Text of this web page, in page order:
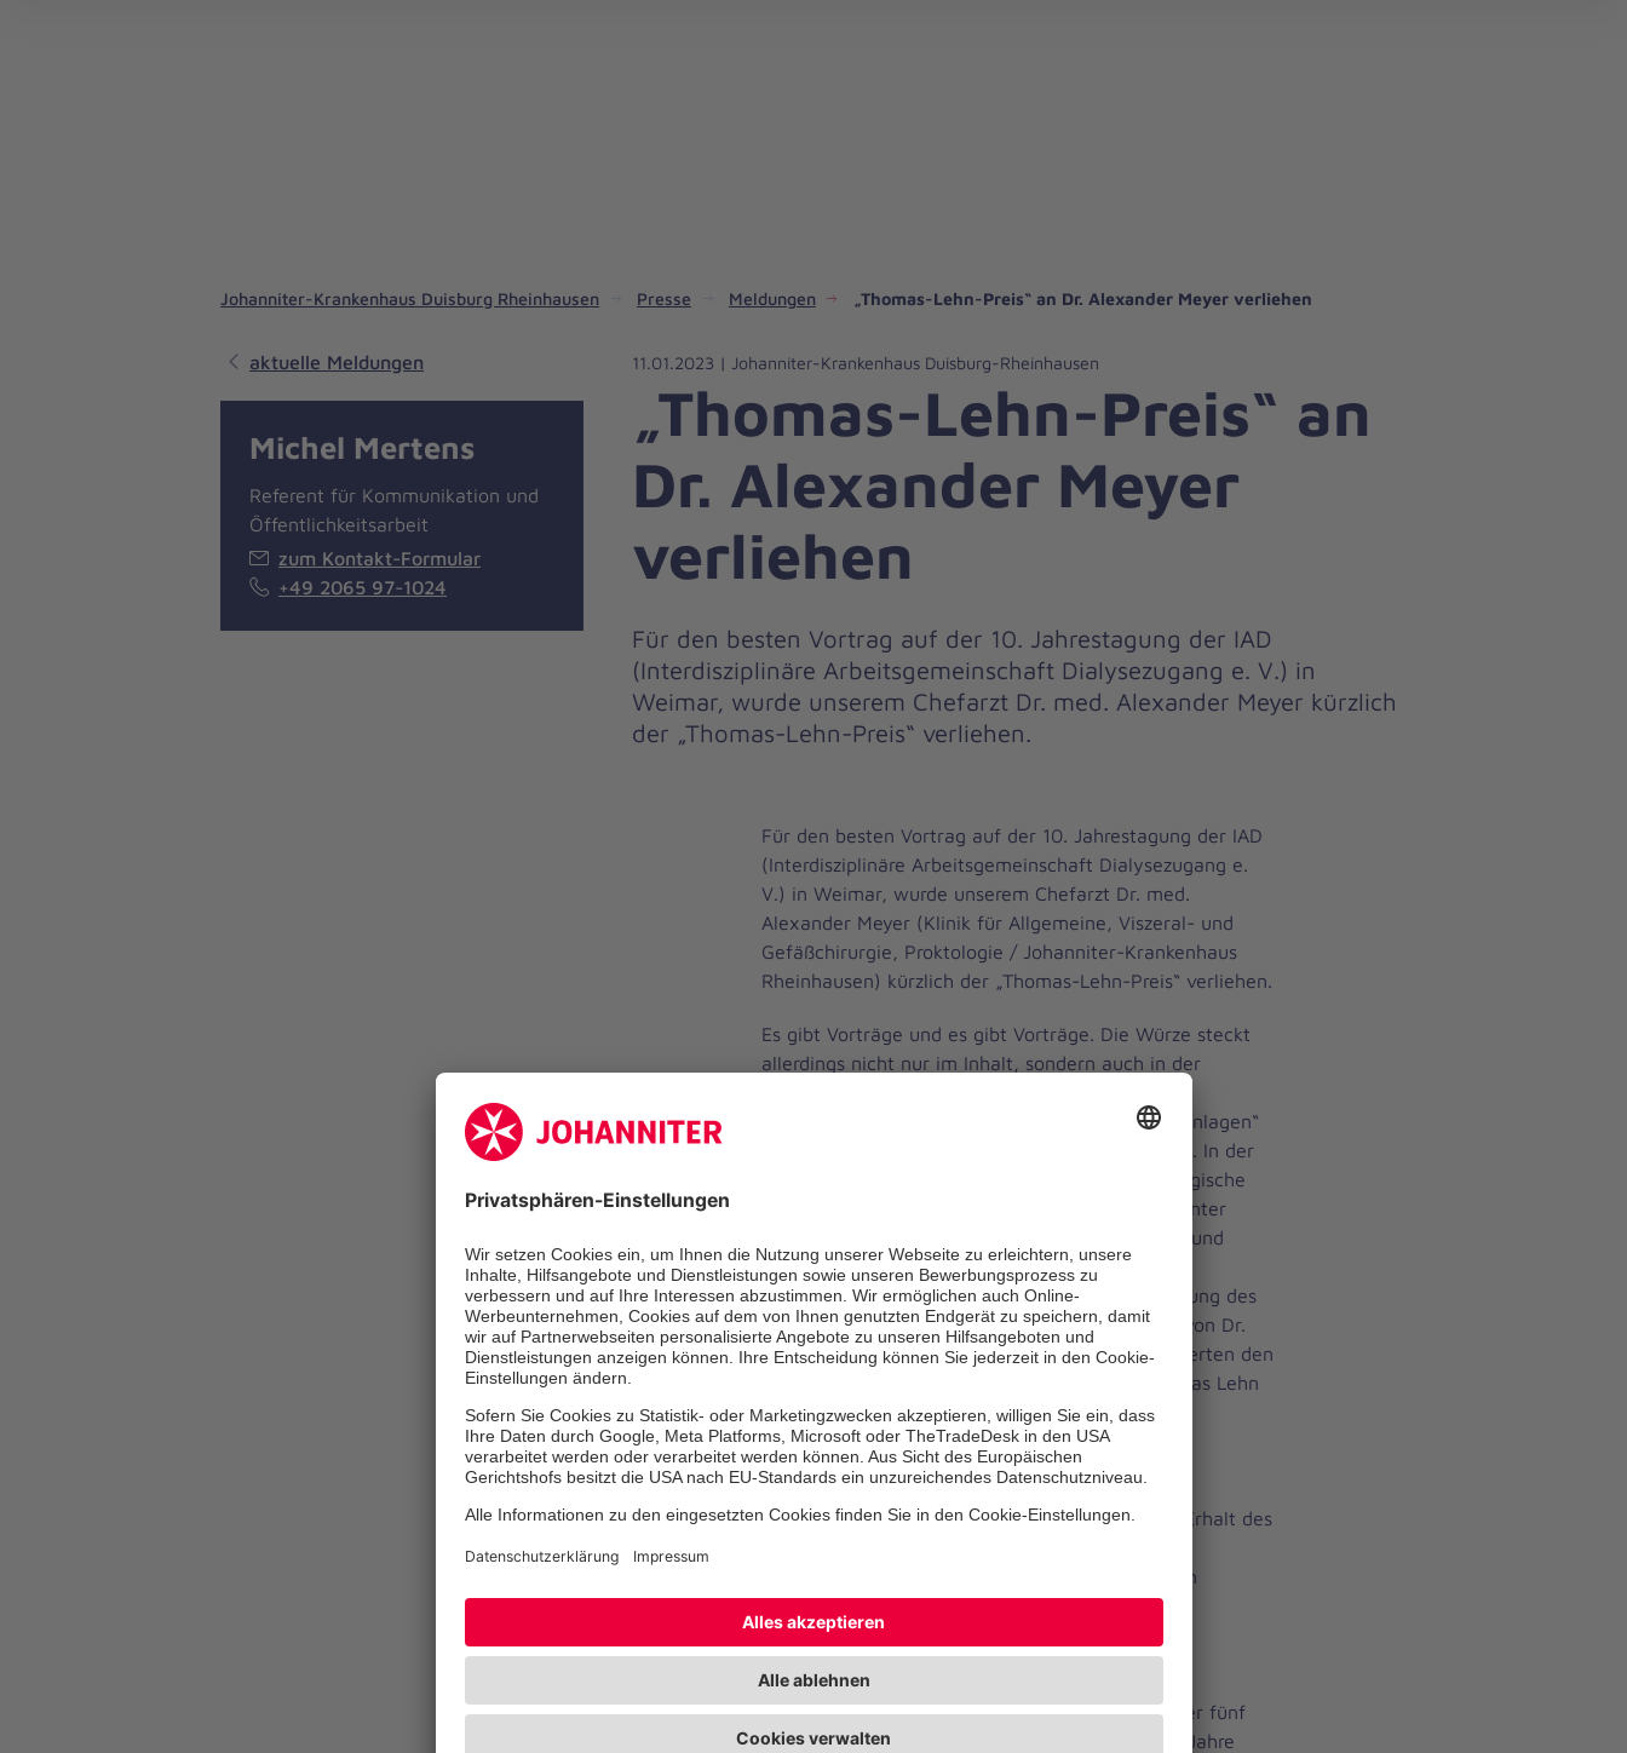
Johanniter-Krankenhaus Duisburg Rheinhausen Presse Meldungen „Thomas-Lehn-Preis“ an Dr. Alexander Meyer verliehen
11.01.2023 | Johanniter-Krankenhaus Duisburg-Rheinhausen
„Thomas-Lehn-Preis“ an
Dr. Alexander Meyer
verliehen
Für den besten Vortrag auf der 10. Jahrestagung der IAD
(Interdisziplinäre Arbeitsgemeinschaft Dialysezugang e. V.) in
Weimar, wurde unserem Chefarzt Dr. med. Alexander Meyer kürzlich
der „Thomas-Lehn-Preis“ verliehen.
Für den besten Vortrag auf der 10. Jahrestagung der IAD
(Interdisziplinäre Arbeitsgemeinschaft Dialysezugang e.
V.) in Weimar, wurde unserem Chefarzt Dr. med.
Alexander Meyer (Klinik für Allgemeine, Viszeral- und
Gefäßchirurgie, Proktologie / Johanniter-Krankenhaus
Rheinhausen) kürzlich der „Thomas-Lehn-Preis“ verliehen.
Es gibt Vorträge und es gibt Vorträge. Die Würze steckt
allerdings nicht nur im Inhalt, sondern auch in der
endovaskuläre versus offene chirurgische Shuntanlagen“
nahm somit zwei Referenten ins „Vortragsbattle“. In der
Weimarhalle ging Dr. Meyer für die offene chirurgische
Shuntanlage in die argumentierende Offensive unter
Veranschaulichung der wirtschaftlichen Aspekte und
Vergleich der Literaturdaten zu beiden
Operationsmethoden. Die wissenschaftliche Leitung des
Kongresses und der IAD Vorstand unter Leitung von Dr.
med. Torsten Meyer und Kathleen Rickert, prämierten den
erfrischenden Fachvortrag mit dem ersten Thomas Lehn
Preis in der Geschichte der IAD.
Wir gratulieren Herrn Dr. Alexander Meyer zum Erhalt des
Engagement als Vertreter der gefäßchirurgischen
Versorgung der Johanniter in der Region West.
Thomas Lehn war seit seinem 14. Lebensjahr über fünf
Jahrzehnte Dialysepatient und Anfang der 60er Jahre
aktuelle Meldungen
Michel Mertens
Referent für Kommunikation und
Öffentlichkeitsarbeit
zum Kontakt-Formular
+49 2065 97-1024